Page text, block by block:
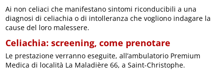
Ai non celiaci che manifestano sintomi riconducibili a una
diagnosi di celiachia o di intolleranza che vogliono indagare la
cause del loro malessere.
Celiachia: screening, come prenotare
Le prestazione verranno eseguite, all’ambulatorio Premium
Medica di località La Maladière 66, a Saint-Christophe.